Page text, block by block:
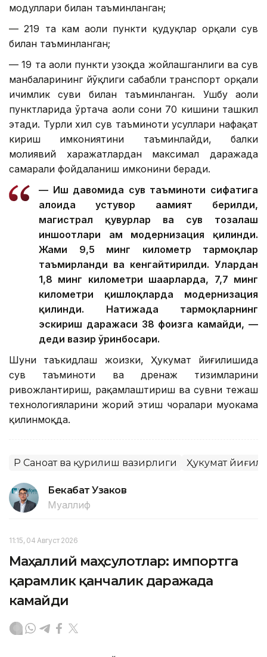
модуллари билан таъминланган;
— 219 та кам аҳоли пункти қудуқлар орқали сув
билан таъминланган;
— 19 та аҳоли пункти узоқда жойлашганлиги ва сув
манбаларининг йўқлиги сабабли транспорт орқали
ичимлик суви билан таъминланган. Ушбу аҳоли
пунктларида ўртача аҳоли сони 70 кишини ташкил
этади. Турли хил сув таъминоти усуллари нафақат
кириш имкониятини таъминлайди, балки
молиявий харажатлардан максимал даражада
самарали фойдаланиш имконини беради.
— Иш давомида сув таъминоти сифатига
алоҳида устувор аҳамият берилди,
магистрал қувурлар ва сув тозалаш
иншоотлари ҳам модернизация қилинди.
Жами 9,5 минг километр тармоқлар
таъмирланди ва кенгайтирилди. Улардан
1,8 минг километри шаҳарларда, 7,7 минг
километри қишлоқларда модернизация
қилинди. Натижада тармоқларнинг
эскириш даражаси 38 фоизга камайди, —
деди вазир ўринбосари.
Шуни таъкидлаш жоизки, Ҳукумат йиғилишида
сув таъминоти ва дренаж тизимларини
ривожлантириш, рақамлаштириш ва сувни тежаш
технологияларини жорий этиш чоралари муҳокама
қилинмоқда.
ҚР Саноат ва қурилиш вазирлиги Ҳукумат
Бекабат Узаков
Муаллиф
11:15, 04 Август 2026
Маҳаллий маҳсулотлар: импортга
қарамлик қанчалик даражада
камайди